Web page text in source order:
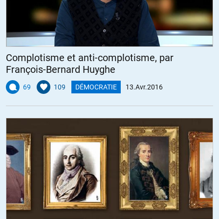
des thuriféraires de l’Institut Montaigne
https://www.mediapart.fr/journal/france/070416/le-patronat-
heberge-discretement-emmanuel-macron
officine gauchiste bien
connu) , dont la création est salué par Gattaz lui-même
plus, en lutte nuit et jours depuis 2 semaines contre une loi travail qui
nous ferait revenir, littéralement, au XIXe siècle en termes de droit du
travail, saluée par tout le haut patronat (malgré les larmes de
crocodile de Gattaz), accueillant en héros des gens comme Lordon
ou Ruffin, diffusent des films de Pierre Carles, bref veulent changer le
+192 ALERTER
14.04.2016 à 03h22
Sinon, sur le sujet, je recommande chaudement un billet de blog
(pas de moi, je précise au cas où…) : « Le rêve humide des
éditorialistes : un Ciudadanos français »
Complotisme et anti-complotisme, par
François-Bernard Huyghe
69 109 DÉMOCRATIE 13.Avr.2016